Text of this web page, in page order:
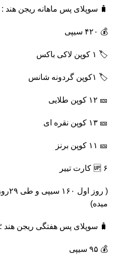
🧳 سوپلای پس ماهانه ریجن هند :
💰
🏷
🏷
🎫
🎫
🎫
🆙 ۶ کارت تییر
(
میده)
🧳 سوپلای پس هفتگی ریجن هند ؛
💰